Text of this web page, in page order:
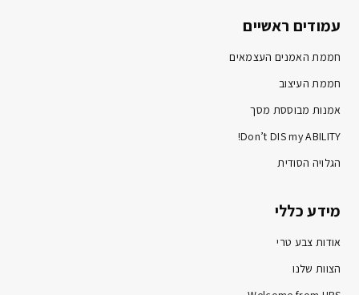
עמודים ראשיים
חממת האמנים העצמאים
חממת העיצוב
אמנות מבוססת מסך
Don’t DIS my ABILITY!
הגלויה הסודית
מידע כללי
אודות צבע טרי
הצוות שלנו